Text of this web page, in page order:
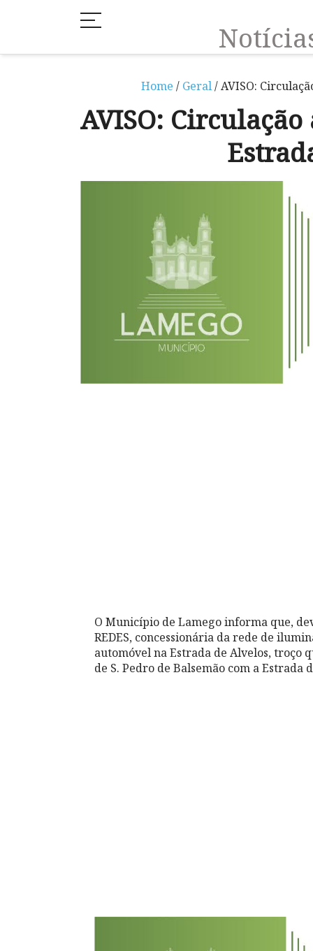
Home / Geral/ AVISO:
AVISO:
O Município de Lamego informa que,
REDES, concessionária da rede de
automóvel na Estrada de Alvelos, troço
de S. Pedro de Balsemão com a Estrada